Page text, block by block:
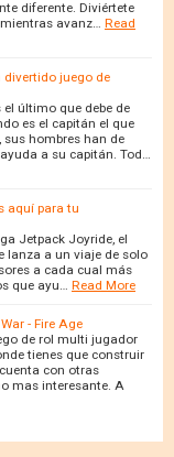
diferente. Diviértete
avanz…
Read
divertido juego de
el último que debe de
es el capitán el que
sus hombres han de
a su capitán. Tod…
aquí para tu
Jetpack Joyride, el
lanza a un viaje de solo
a cada cual más
que ayu…
Read More
- Fire Age
de rol multi jugador
tienes que construir
con otras
mas interesante. A